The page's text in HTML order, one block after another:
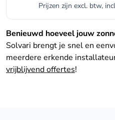
Prijzen zijn excl. btw,
Benieuwd hoeveel jouw
Solvari brengt je snel en
meerdere erkende
vrijblijvend offertes!